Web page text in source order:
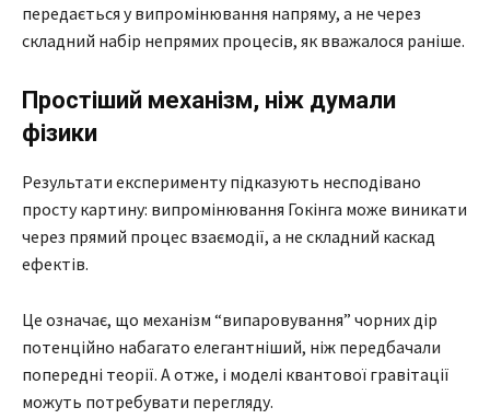
передається у випромінювання напряму, а не через
складний набір непрямих процесів, як вважалося раніше.
Простіший механізм, ніж думали
фізики
Результати експерименту підказують несподівано
просту картину: випромінювання Гокінга може виникати
через прямий процес взаємодії, а не складний каскад
ефектів.
Це означає, що механізм “випаровування” чорних дір
потенційно набагато елегантніший, ніж передбачали
попередні теорії. А отже, і моделі квантової гравітації
можуть потребувати перегляду.